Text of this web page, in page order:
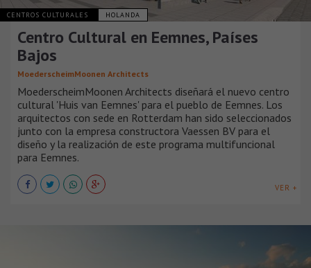
CENTROS CULTURALES HOLANDA
Centro Cultural en Eemnes, Países
Bajos
MoederscheimMoonen Architects
MoederscheimMoonen Architects diseñará el nuevo centro
cultural 'Huis van Eemnes' para el pueblo de Eemnes. Los
arquitectos con sede en Rotterdam han sido seleccionados
junto con la empresa constructora Vaessen BV para el
diseño y la realización de este programa multifuncional
para Eemnes.
VER +